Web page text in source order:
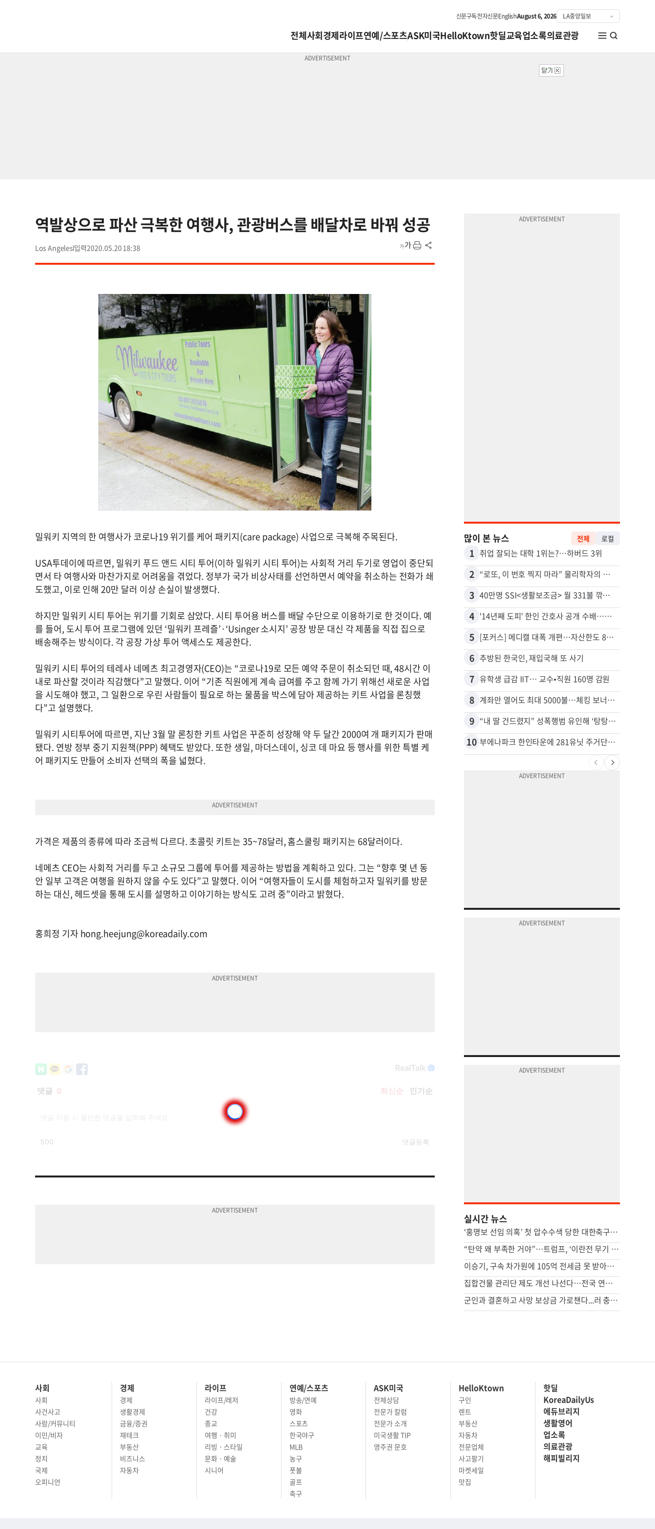
신문구독전자신문EnglishAugust 6, 2026
전체사회경제라이프연예/스포츠ASK미국HelloKtown핫딜교육업소록의료관광
역발상으로 파산 극복한 여행사, 관광버스를 배달차로 바꿔 성공
Los Angeles 2020.05.20 18:38
밀워키 지역의 한 여행사가 코로나19 위기를 케어 패키지(care package) 사업으로 극복해 주목된다.
USA투데이에 따르면, 밀워키 푸드 앤드 시티 투어(이하 밀워키 시티 투어)는 사회적 거리 두기로 영업이 중단되
면서 타 여행사와 마찬가지로 어려움을 겪었다. 정부가 국가 비상사태를 선언하면서 예약을 취소하는 전화가 쇄
도했고, 이로 인해 20만 달러 이상 손실이 발생했다.
하지만 밀워키 시티 투어는 위기를 기회로 삼았다. 시티 투어용 버스를 배달 수단으로 이용하기로 한 것이다. 예
를 들어, 도시 투어 프로그램에 있던 ‘밀워키 프레즐’·‘Usinger 소시지’ 공장 방문 대신 각 제품을 직접 집으로
배송해주는 방식이다. 각 공장 가상 투어 액세스도 제공한다.
밀워키 시티 투어의 테레사 네메츠 최고경영자(CEO)는 “코로나19로 모든 예약 주문이 취소되던 때, 48시간 이
내로 파산할 것이라 직감했다”고 말했다. 이어 “기존 직원에게 계속 급여를 주고 함께 가기 위해선 새로운 사업
을 시도해야 했고, 그 일환으로 우린 사람들이 필요로 하는 물품을 박스에 담아 제공하는 키트 사업을 론칭했
다”고 설명했다.
밀워키 시티투어에 따르면, 지난 3월 말 론칭한 키트 사업은 꾸준히 성장해 약 두 달간 2000여 개 패키지가 판매
됐다. 연방 정부 중기 지원책(PPP) 혜택도 받았다. 또한 생일, 마더스데이, 싱코 데 마요 등 행사를 위한 특별 케
어 패키지도 만들어 소비자 선택의 폭을 넓혔다.
가격은 제품의 종류에 따라 조금씩 다르다. 초콜릿 키트는 35~78달러, 홈스쿨링 패키지는 68달러이다.
네메츠 CEO는 사회적 거리를 두고 소규모 그룹에 투어를 제공하는 방법을 계획하고 있다. 그는 “향후 몇 년 동
안 일부 고객은 여행을 원하지 않을 수도 있다”고 말했다. 이어 “여행자들이 도시를 체험하고자 밀워키를 방문
하는 대신, 헤드셋을 통해 도시를 설명하고 이야기하는 방식도 고려 중”이라고 밝혔다.
홍희정 기자 hong.heejung@koreadaily.com
많이 본 뉴스 전체 로컬
1 취업 잘되는 대학 1위는?…하버드 3위
2 “로또, 이 번호 찍지 마라” 물리학자의 당첨금 높이는 비밀
3 40만명 SSI<생활보조금> 월 331불 깎이나
4 '14년째 도피' 한인 간호사 공개 수배…메디케어 사기 유죄
5 [포커스] 메디캘 대폭 개편…자산한도 84% 축소
6 추방된 한국인, 재입국해 또 사기
7 유학생 급감 IIT… 교수•직원 160명 감원
8 계좌만 열어도 최대 5000불…체킹 보너스 무한 경쟁
9 “내 딸 건드렸지” 성폭행범 유인해 ‘탕탕’…아빠의 복수 결말
10 부에나파크 한인타운에 281유닛 주거단지 들어선다
실시간 뉴스
‘홍명보 선임 의혹’ 첫 압수수색 당한 대한축구협회
“탄약 왜 부족한 거야”…트럼프, ‘이란전 무기 고갈’에 국방장관 질책
이승기, 구속 차가원에 105억 전세금 못 받아…“고도의 사기 수법”
집합건물 관리단 제도 개선 나선다…전국 연합회 창립 추진
군인과 결혼하고 사망 보상금 가로챈다...러 충격의 ‘검은 과부’
사회
사회
사건사고
사람/커뮤니티
이민/비자
교육
정치
경제
경제
생활경제
금융/증권
재테크
부동산
라이프
라이프/레저
건강
종교
여행 · 취미
리빙 · 스타일
연예/스포츠
방송/연예
영화
스포츠
한국야구
MLB
농구
풋볼
ASK미국
전체상담
전문가 칼럼
전문가 소개
HelloKtown
구인
렌트
부동산
자동차
전문업체
사고팔기
핫딜
KoreaDailyUs
에듀브리지
생활영어
업소록